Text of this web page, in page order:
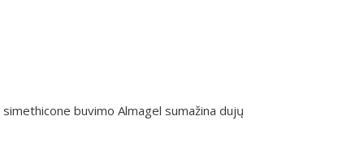
buvimo Almagel sumažina dujų